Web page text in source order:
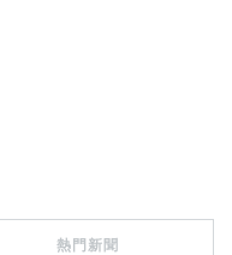
熱門新聞